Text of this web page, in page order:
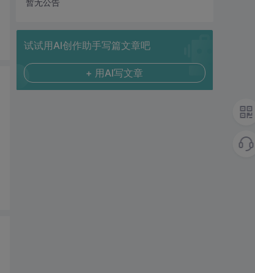
暂无公告
试试用AI创作助手写篇文章吧
+ 用AI写文章